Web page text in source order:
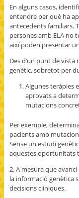
En alguns casos,
entendre per què ha
antecedents familiars.
persones amb ELA no
així poden presentar
Des d’un punt de vista
genètic, sobretot per
Algunes teràpies
aprovats a
mutacions
Per exemple,
pacients amb
Sense un estudi
aquestes oportunitats
2. A mesura que
la informació genètica
decisions clíniques.